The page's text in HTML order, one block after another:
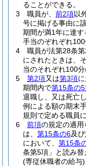
ることができる。
3
職員が、 前2項以
号に掲げる事由に
期間が満1年に達
手当のぞれぞれ
4
職員が法第28条
にされたときは、
当のそれぞれ100
5
第2項又は第3項
期間内で第15条の
退職し、又は死亡
例による額の期末
規則で定める職員
6
前項の規定の適
は、 第15条の6及び
において、 第15条
条第5項」と読み替
(専従休職者の給与)